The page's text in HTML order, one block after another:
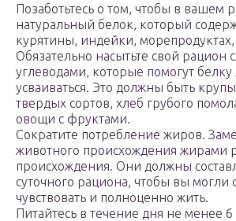
Позаботьтесь о том, чтобы в вашем
натуральный белок, который
курятины, индейки, морепродуктах,
Обязательно насытьте свой рацион
углеводами, которые помогут
усваиваться. Это должны быть
твердых сортов, хлеб грубого
овощи с фруктами.
Сократите потребление жиров.
животного происхождения жирами
происхождения. Они должны
суточного рациона, чтобы вы могли
чувствовать и полноценно жить.
Питайтесь в течение дня не менее 6